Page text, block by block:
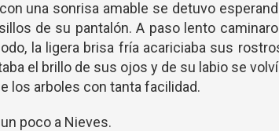
una sonrisa amable se detuvo
de su pantalón. A paso lento
la ligera brisa fría acariciaba sus
el brillo de sus ojos y de su labio se
los arboles con tanta facilidad.
poco a Nieves.